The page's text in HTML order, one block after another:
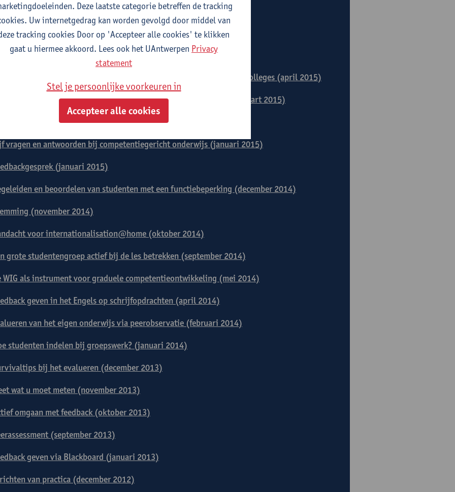
van een EVC-portfolio (juni 2015)
toetsen (mei 2015)
in de praktijk (april 2015)
hink-stap-sprong om het leren van studenten te bevorderen in hoorcolleges (april 2015)
kwaliteitscriteria bij het opstellen van schriftelijke opdrachten (maart 2015)
classroom (februari 2015)
vragen en antwoorden bij competentiegericht onderwijs (januari 2015)
(januari 2015)
en beoordelen van studenten met een functiebeperking (december 2014)
(november 2014)
voor internationalisation@home (oktober 2014)
grote studentengroep actief bij de les betrekken (september 2014)
WIG als instrument voor graduele competentieontwikkeling (mei 2014)
geven in het Engels op schrijfopdrachten (april 2014)
van het eigen onderwijs via peerobservatie (februari 2014)
studenten indelen bij groepswerk? (januari 2014)
bij het evalueren (december 2013)
wat u moet meten (november 2013)
omgaan met feedback (oktober 2013)
(september 2013)
geven via Blackboard (januari 2013)
van practica (december 2012)
Deze laatste categorie betreffen de tracking
Uw internetgedrag kan worden gevolgd door middel van
tracking cookies Door op 'Accepteer alle cookies' te klikken
gaat u hiermee akkoord. Lees ook het UAntwerpen Privacy
statement
Stel je persoonlijke voorkeuren in
Accepteer alle cookies